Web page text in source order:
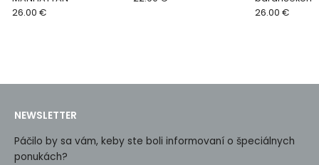
26.00 €
pásik
26.00 €
NEWSLETTER
Páčilo by sa vám, keby ste boli informovaní o špeciálnych
ponukách?